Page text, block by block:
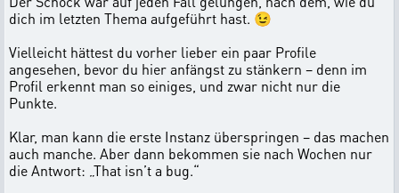
dich im letzten Thema aufgeführt hast. 😉
Vielleicht hättest du vorher lieber ein paar Profile
angesehen, bevor du hier anfängst zu stänkern – denn im
Profil erkennt man so einiges, und zwar nicht nur die
Punkte.
Klar, man kann die erste Instanz überspringen – das machen
auch manche. Aber dann bekommen sie nach Wochen nur
die Antwort: „That isn’t a bug.“